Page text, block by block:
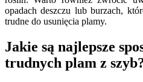
opadach deszczu lub burzach,
trudne do usunięcia plamy.
Jakie są najlepsze
trudnych plam z